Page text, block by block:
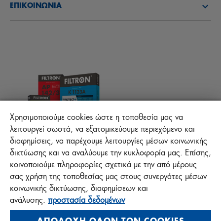
Προστασία +
ΕΠΙΚΟΙΝΩΝΊΑ
FAQ
MANN+HUMMEL FT Poland
Sp. z o. o. Sp. k.
ul. Wrocławska 145, 63-800 GOSTYŃ, POLAND
Polityka prywatności
Impressum
Χρησιμοποιούμε cookies ώστε η τοποθεσία μας να
λειτουργεί σωστά, να εξατομικεύουμε περιεχόμενο και
διαφημίσεις, να παρέχουμε λειτουργίες μέσων κοινωνικής
δικτύωσης και να αναλύουμε την κυκλοφορία μας. Επίσης,
κοινοποιούμε πληροφορίες σχετικά με την από μέρους
σας χρήση της τοποθεσίας μας στους συνεργάτες μέσων
κοινωνικής δικτύωσης, διαφημίσεων και
ανάλυσης. προστασία δεδομένων